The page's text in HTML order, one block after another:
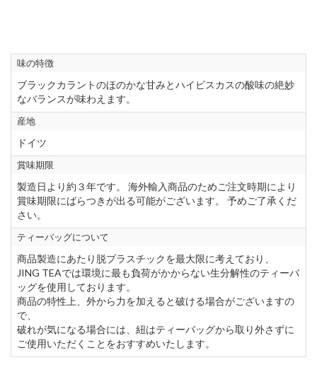
味の特徴
ブラックカラントのほのかな甘みとハイビスカスの酸味の絶妙
なバランスが味わえます。
産地
ドイツ
賞味期限
製造日より約３年です。 海外輸入商品のためご注文時期により
賞味期限にばらつきが出る可能がございます。 予めご了承くだ
さい。
ティーバッグについて
商品製造にあたり脱プラスチックを最大限に考えており、
JING TEAでは環境に最も負荷がかからない生分解性のティーバ
ッグを使用しております。
商品の特性上、外から力を加えると破ける場合がございますの
で、
破れが気になる場合には、紐はティーバッグから取り外さずに
ご使用いただくことをおすすめいたします。